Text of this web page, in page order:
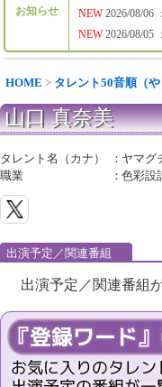
お知らせ
NEW
NEW
2026/08/06
2026/08/05
HOME > タレント50音順（や
山口 真奈美
タレント名（カナ） ： ヤマグ
職業
：色彩設
出演予定／関連番組
出演予定／関連番組